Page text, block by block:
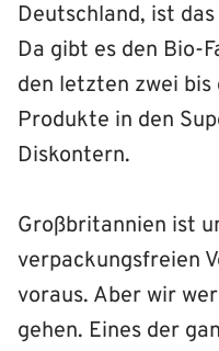
Deutschland, ist
Da gibt es den Bio-
den letzten zwei
Produkte in den
Diskontern.
Großbritannien ist
verpackungsfreien
voraus. Aber wir
gehen. Eines der